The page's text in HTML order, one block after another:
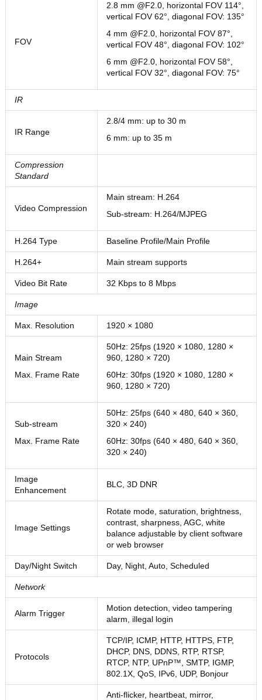
FOV
2.8 mm @F2.0 , horizontal FOV 114°,
vertical FOV 62°, diagonal FOV: 135°
4 mm @F2.0 , horizontal FOV 87°,
vertical FOV 48°, diagonal FOV: 102°
6 mm @F2.0 , horizontal FOV 58°,
vertical FOV 32°, diagonal FOV: 75°
IR
IR Range
2.8/4 mm: up to 30 m
6 mm: up to 35 m
Compression
Standard
Video Compression
Main stream: H.264
Sub-stream: H.264/MJPEG
H.264 Type Baseline Profile/Main Profile
H.264+ Main stream supports
Video Bit Rate 32 Kbps to 8 Mbps
Image
Max. Resolution 1920 × 1080
Main Stream
Max. Frame Rate
50Hz: 25fps (1920 × 1080, 1280 ×
960, 1280 × 720)
60Hz: 30fps (1920 × 1080, 1280 ×
960, 1280 × 720)
Sub-stream
Max. Frame Rate
50Hz: 25fps (640 × 480, 640 × 360,
320 × 240)
60Hz: 30fps (640 × 480, 640 × 360,
320 × 240)
Image
Enhancement
BLC, 3D DNR
Image Settings
Rotate mode, saturation, brightness,
contrast, sharpness, AGC, white
balance adjustable by client software
or web browser
Day/Night Switch Day, Night, Auto, Scheduled
Network
Alarm Trigger
Motion detection, video tampering
alarm, illegal login
Protocols
TCP/IP, ICMP, HTTP, HTTPS, FTP,
DHCP, DNS, DDNS, RTP, RTSP,
RTCP, NTP, UPnP™, SMTP, IGMP,
802.1X, QoS, IPv6, UDP, Bonjour
Anti-flicker, heartbeat, mirror,